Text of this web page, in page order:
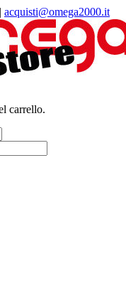
| acquisti@omega2000.it
carrello.